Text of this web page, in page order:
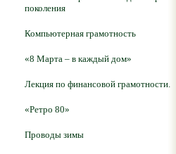
поколения
Компьютерная грамотность
«8 Марта – в каждый дом»
Лекция по финансовой грамотности.
«Ретро 80»
Проводы зимы